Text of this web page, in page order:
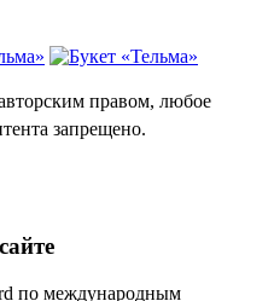
правом, любое
запрещено.
по международным